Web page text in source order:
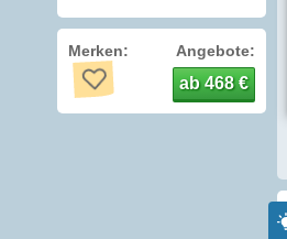
Merken: Angebote:
ab 468 €